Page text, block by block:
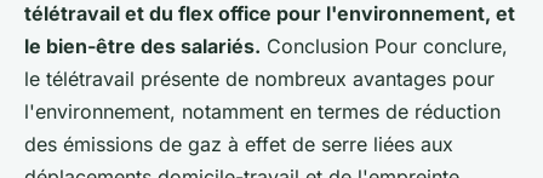
télétravail et du flex office pour l'environnement, et
le bien-être des salariés. Conclusion Pour conclure,
le télétravail présente de nombreux avantages pour
l'environnement, notamment en termes de réduction
des émissions de gaz à effet de serre liées aux